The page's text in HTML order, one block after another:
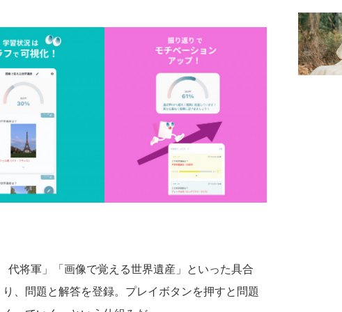
将軍」「画像で覚える世界遺産」といった具合
、問題と解答を登録。プレイボタンを押すと問題